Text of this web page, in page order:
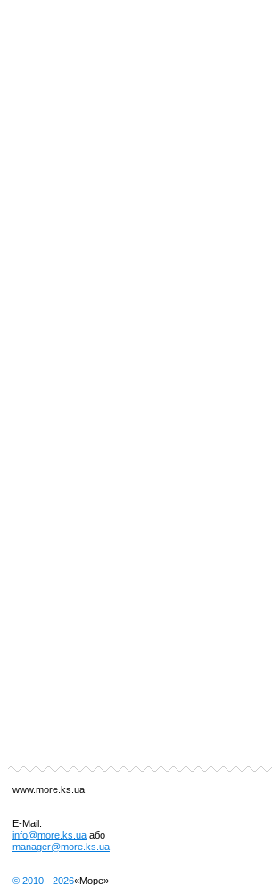
www.more.ks.ua
E-Mail:
info@more.ks.uaабо
manager@more.ks.ua
© 2010 - 2026«Море»